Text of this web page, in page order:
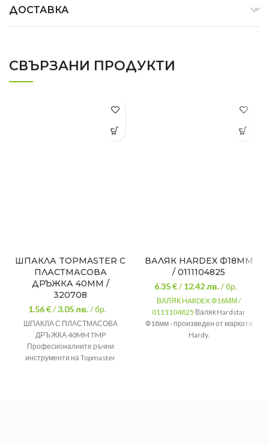
ДОСТАВКА
СВЪРЗАНИ ПРОДУКТИ
ШПАКЛА TOPMASTER С
ПЛАСТМАСОВА
ДРЪЖКА 40MM /
320708
1.56 €/3.05лв./ бр.
ШПАКЛА С ПЛАСТМАСОВА
ДРЪЖКА 40MM TMP
Професионалните ръчни
инструменти на Topmaster
ВАЛЯК HARDEX Ф18ММ
/ 0111104825
6.35 €/12.42лв./ бр.
ВАЛЯК HARDEX Ф18ММ /
0111104825 Валяк Hardstar
Ф18мм - произведен от марката
Hardy.